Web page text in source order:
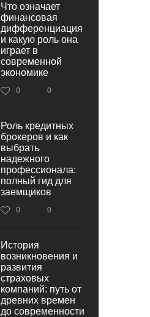
Что означает
финансовая
дифференциация
и какую роль она
играет в
современной
экономике
0 0
Роль кредитных
брокеров и как
выбрать
надежного
профессионала:
полный гид для
заемщиков
0 0
История
возникновения и
развития
страховых
компаний: путь от
древних времен
до современности